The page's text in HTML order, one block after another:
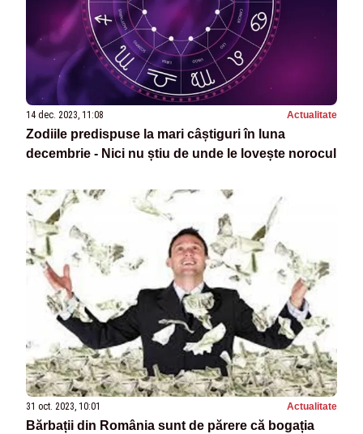
14 dec. 2023, 11:08 Actualitate
Zodiile predispuse la mari câștiguri în luna
decembrie - Nici nu știu de unde le lovește norocul
31 oct. 2023, 10:01 Actualitate
Bărbații din România sunt de părere că bogația